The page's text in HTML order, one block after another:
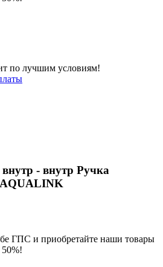
по лучшим условиям!
- внутр Ручка
ГПС и приобретайте наши товары